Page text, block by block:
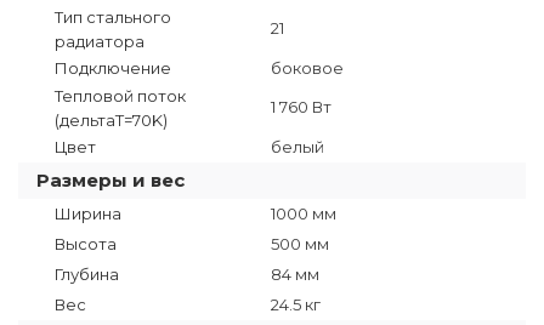
Тип стального
радиатора
21
Подключение
боковое
Тепловой поток
(дельтаT=70K)
1 760 Вт
Цвет белый
Размеры и вес
Ширина
1000 мм
Высота
500 мм
Глубина
84 мм
Вес
24.5 кг